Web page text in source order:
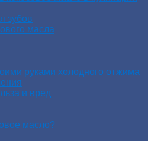
зубов
масла
руками холодного отжима
и вред
масло?